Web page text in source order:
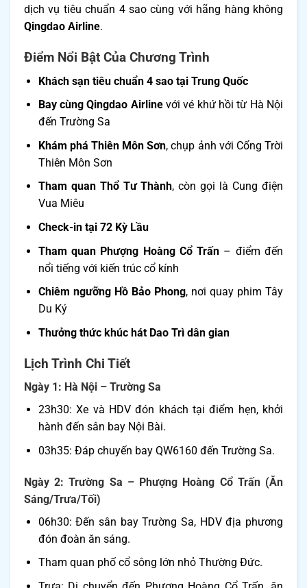
dịch vụ tiêu chuẩn 4 sao cùng với hãng hàng không
Qingdao Airline.
Điểm Nổi Bật Của Chương Trình
Khách sạn tiêu chuẩn 4 sao tại Trung Quốc
Bay cùng Qingdao Airlinevới vé khứ hồi từ Hà Nội
đến Trường Sa
Khám phá Thiên Môn Sơn, chụp ảnh với Cổng Trời
Thiên Môn Sơn
Tham quan Thổ Tư Thành, còn gọi là Cung điện
Vua Miêu
Check-in tại 72 Kỳ Lầu
Tham quan Phượng Hoàng Cổ Trấn – điểm đến
nổi tiếng với kiến trúc cổ kính
Chiêm ngưỡng Hồ Bảo Phong, nơi quay phim Tây
Du Ký
Thưởng thức khúc hát Dao Trì dân gian
Lịch Trình Chi Tiết
Ngày 1: Hà Nội – Trường Sa
23h30: Xe và HDV đón khách tại điểm hẹn, khởi
hành đến sân bay Nội Bài.
03h35: Đáp chuyến bay QW6160 đến Trường Sa.
Ngày 2: Trường Sa – Phượng Hoàng Cổ Trấn (Ăn
Sáng/Trưa/Tối)
06h30: Đến sân bay Trường Sa, HDV địa phương
đón đoàn ăn sáng.
Tham quan phố cổ sông lớn nhỏ Thường Đức.